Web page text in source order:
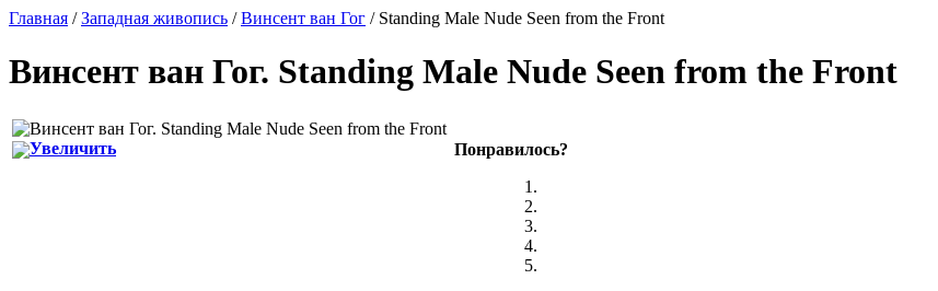
Главная /Западная живопись /Винсент ван Гог / Standing Male Nude Seen from the Front
Винсент ван Гог. Standing Male Nude Seen from the Front
Увеличить Понравилось?